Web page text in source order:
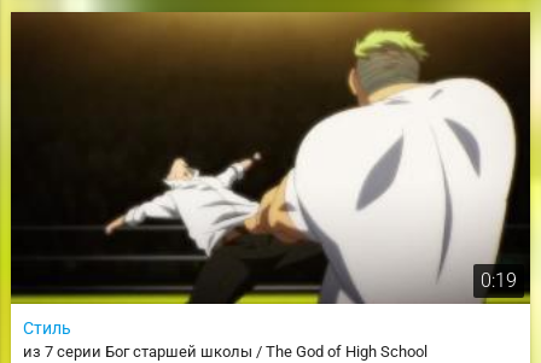
0:19
Стиль
из 7 серии Бог старшей школы / The God of High School